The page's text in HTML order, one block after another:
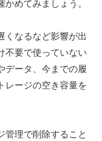
めてみましょう。
くなるなど影響が出
不要で使っていない
データ、今までの履
レージの空き容量を
管理で削除すること